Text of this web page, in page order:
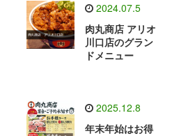
2024.07.5
肉丸商店 アリオ
川口店のグラン
ドメニュー
2025.12.8
年末年始はお得